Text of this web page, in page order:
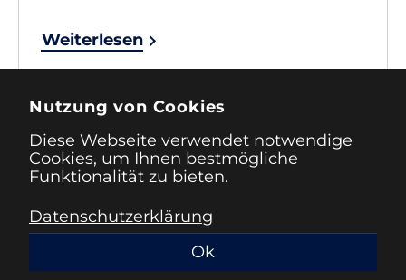
Nutzung von Cookies
Diese Webseite verwendet notwendige
Cookies, um Ihnen bestmögliche
Funktionalität zu bieten.
Datenschutzerklärung
Ok
Weiterlesen
Impressum